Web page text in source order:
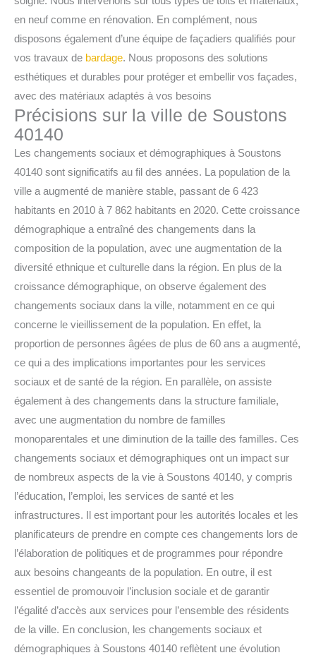
en neuf comme en rénovation. En complément, nous
disposons également d’une équipe de façadiers qualifiés pour
vos travaux de bardage. Nous proposons des solutions
esthétiques et durables pour protéger et embellir vos façades,
avec des matériaux adaptés à vos besoins
Précisions sur la ville de Soustons
40140
Les changements sociaux et démographiques à Soustons
40140 sont significatifs au fil des années. La population de la
ville a augmenté de manière stable, passant de 6 423
habitants en 2010 à 7 862 habitants en 2020. Cette croissance
démographique a entraîné des changements dans la
composition de la population, avec une augmentation de la
diversité ethnique et culturelle dans la région. En plus de la
croissance démographique, on observe également des
changements sociaux dans la ville, notamment en ce qui
concerne le vieillissement de la population. En effet, la
proportion de personnes âgées de plus de 60 ans a augmenté,
ce qui a des implications importantes pour les services
sociaux et de santé de la région. En parallèle, on assiste
également à des changements dans la structure familiale,
avec une augmentation du nombre de familles
monoparentales et une diminution de la taille des familles. Ces
changements sociaux et démographiques ont un impact sur
de nombreux aspects de la vie à Soustons 40140, y compris
l’éducation, l’emploi, les services de santé et les
infrastructures. Il est important pour les autorités locales et les
planificateurs de prendre en compte ces changements lors de
l’élaboration de politiques et de programmes pour répondre
aux besoins changeants de la population. En outre, il est
essentiel de promouvoir l’inclusion sociale et de garantir
l’égalité d’accès aux services pour l’ensemble des résidents
de la ville. En conclusion, les changements sociaux et
démographiques à Soustons 40140 reflètent une évolution